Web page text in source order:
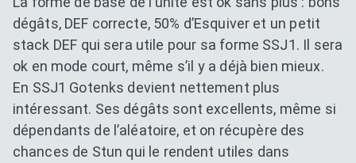
dégâts, DEF correcte, 50% d’Esquiver et un petit
stack DEF qui sera utile pour sa forme SSJ1. Il sera
ok en mode court, même s’il y a déjà bien mieux.
En SSJ1 Gotenks devient nettement plus
intéressant. Ses dégâts sont excellents, même si
dépendants de l’aléatoire, et on récupère des
chances de Stun qui le rendent utiles dans